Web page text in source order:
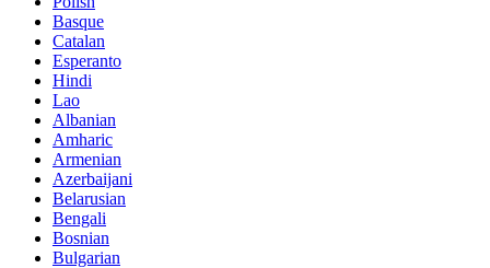
Basque
Catalan
Esperanto
Hindi
Lao
Albanian
Amharic
Armenian
Azerbaijani
Belarusian
Bengali
Bosnian
Bulgarian